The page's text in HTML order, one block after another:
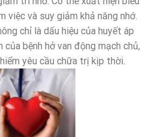
việc và suy giảm khả năng nhớ.
chỉ là dấu hiệu của huyết áp
của bệnh hở van động mạch chủ,
yêu cầu chữa trị kịp thời.